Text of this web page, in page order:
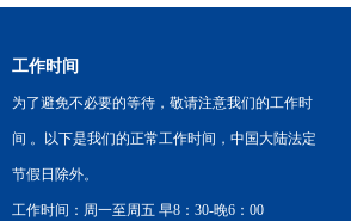
工作时间
为了避免不必要的等待，敬请注意我们的工作时
间 。以下是我们的正常工作时间，中国大陆法定
节假日除外。
工作时间：周一至周五 早8：30-晚6：00